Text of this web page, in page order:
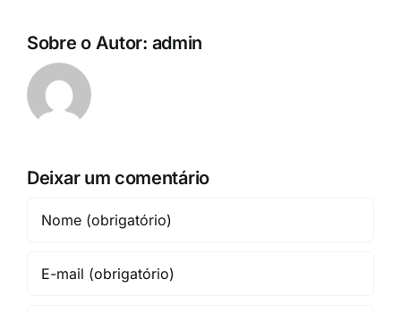
Sobre o Autor: admin
Deixar um comentário